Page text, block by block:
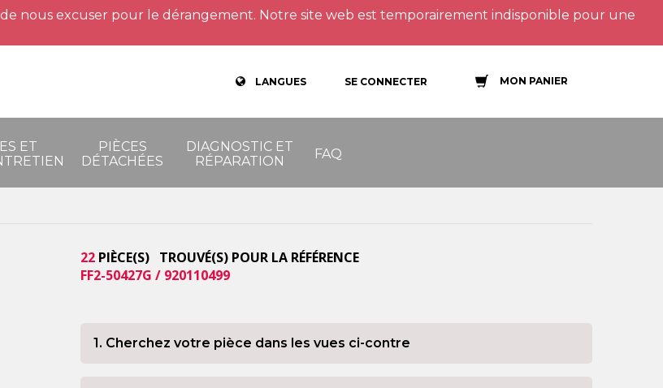
nous excuser pour le dérangement. Notre site web est temporairement indisponible pour une
LANGUES SE CONNECTER MON PANIER
ET
PIÈCES
DÉTACHÉES
DIAGNOSTIC ET
RÉPARATION
FAQ
22 PIÈCE(S) TROUVÉ(S) POUR LA RÉFÉRENCE
FF2-50427G / 920110499
1. Cherchez votre pièce dans les vues ci-contre